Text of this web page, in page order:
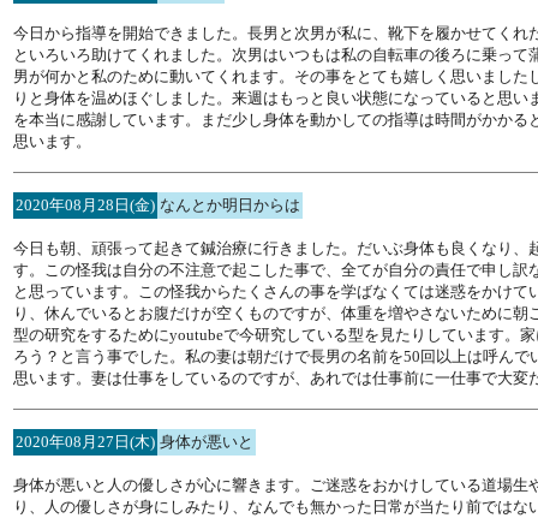
今日から指導を開始できました。長男と次男が私に、靴下を履かせてく
といろいろ助けてくれました。次男はいつもは私の自転車の後ろに乗っ
男が何かと私のために動いてくれます。その事をとても嬉しく思いまし
りと身体を温めほぐしました。来週はもっと良い状態になっていると思
を本当に感謝しています。まだ少し身体を動かしての指導は時間がかか
思います。
2020年08月28日(金) なんとか明日からは
今日も朝、頑張って起きて鍼治療に行きました。だいぶ身体も良くなり
す。この怪我は自分の不注意で起こした事で、全てが自分の責任で申し
と思っています。この怪我からたくさんの事を学ばなくては迷惑をかけ
り、休んでいるとお腹だけが空くものですが、体重を増やさないために
型の研究をするためにyoutubeで今研究している型を見たりしています。
ろう？と言う事でした。私の妻は朝だけで長男の名前を50回以上は呼ん
思います。妻は仕事をしているのですが、あれでは仕事前に一仕事で大
2020年08月27日(木) 身体が悪いと
身体が悪いと人の優しさが心に響きます。ご迷惑をおかけしている道場
り、人の優しさが身にしみたり、なんでも無かった日常が当たり前では